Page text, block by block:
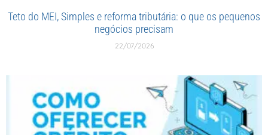
Teto do MEI, Simples e reforma tributária: o que os pequenos
negócios precisam
22/07/2026